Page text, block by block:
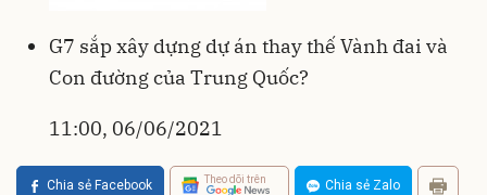
G7 sắp xây dựng dự án thay thế Vành đai và
Con đường của Trung Quốc?
11:00, 06/06/2021
Chia sẻ Facebook Theo dõi trên Chia sẻ Zalo